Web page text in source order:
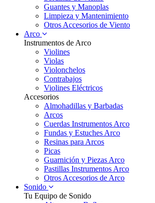
Guantes y Manoplas
Limpieza y Mantenimiento
Otros Accesorios de Viento
Arco
Instrumentos de Arco
Violines
Violas
Violonchelos
Contrabajos
Violines Eléctricos
Accesorios
Almohadillas y Barbadas
Arcos
Cuerdas Instrumentos Arco
Fundas y Estuches Arco
Resinas para Arcos
Picas
Guarnición y Piezas Arco
Pastillas Instrumentos Arco
Otros Accesorios de Arco
Sonido
Tu Equipo de Sonido